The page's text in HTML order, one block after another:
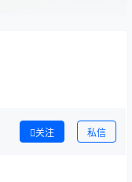
关注 私信